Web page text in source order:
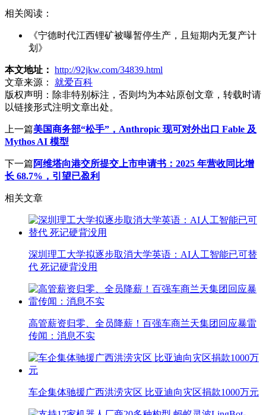
相关阅读：
《宁德时代江西锂矿被曝暂停生产，且短期内无复产计
划》
本文地址： http://92jkw.com/34839.html
文章来源：
就爱百科
版权声明： 除非特别标注，否则均为本站原创文章，转载时请
以链接形式注明文章出处。
上一篇美国商务部“松手”，Anthropic 现可对外出口 Fable 及
Mythos AI 模型
下一篇阿维塔向港交所提交上市申请书：2025 年营收同比增
长 68.7%，引望已盈利
相关文章
深圳理工大学拟逐步取消大学英语：AI人工智能已可替
代 死记硬背没用
高管薪资归零、全员降薪！百强车商兰天集团回应暴雷
传闻：消息不实
车企集体驰援广西洪涝灾区 比亚迪向灾区捐款1000万元